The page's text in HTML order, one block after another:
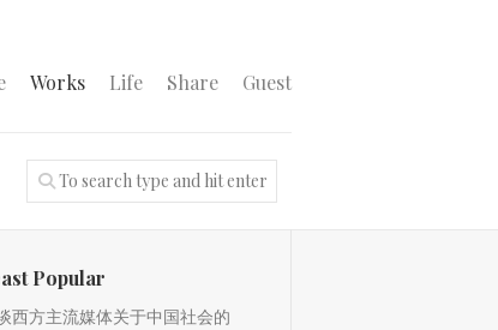
Works Life Share Guest
Popular
西方主流媒体关于中国社会的